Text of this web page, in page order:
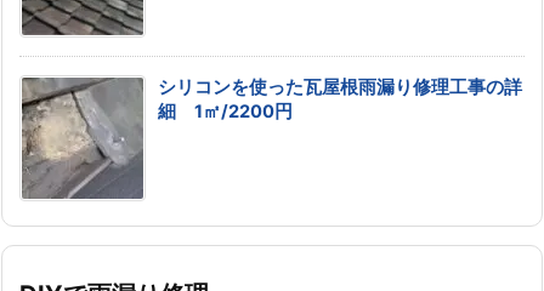
シリコンを使った瓦屋根雨漏り修理工事の詳
細 1㎡/2200円